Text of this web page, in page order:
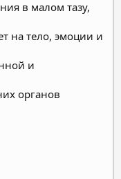
в малом тазу,
на тело, эмоции и
и
органов